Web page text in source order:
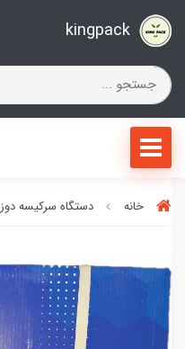
kingpack
خانه دستگاه سرکیسه دوز